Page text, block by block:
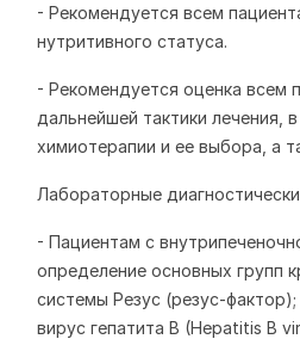
- Рекомендуется всем
нутритивного статуса.
- Рекомендуется оценка всем
дальнейшей тактики лечения,
химиотерапии и ее выбора, а
Лабораторные
- Пациентам с
определение основных групп
системы Резус (резус-
вирус гепатита B (Hepatitis B